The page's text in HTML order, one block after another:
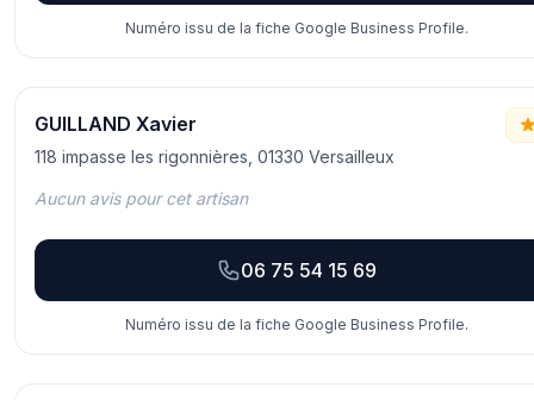
Numéro issu de la fiche Google Business Profile.
GUILLAND Xavier
118 impasse les rigonnières, 01330 Versailleux
Aucun avis pour cet artisan
06 75 54 15 69
Numéro issu de la fiche Google Business Profile.